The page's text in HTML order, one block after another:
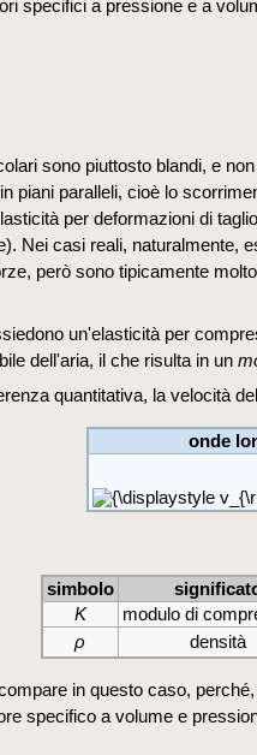
specifici a pressione e a
sono piuttosto blandi, e
piani paralleli, cioè lo
per deformazioni di
Nei casi reali, naturalmente,
però sono tipicamente
un'elasticità per
dell'aria, il che risulta in un
quantitativa, la velocità
onde
simbolo
K
modulo di
ρ
densità
in questo caso,
specifico a volume e